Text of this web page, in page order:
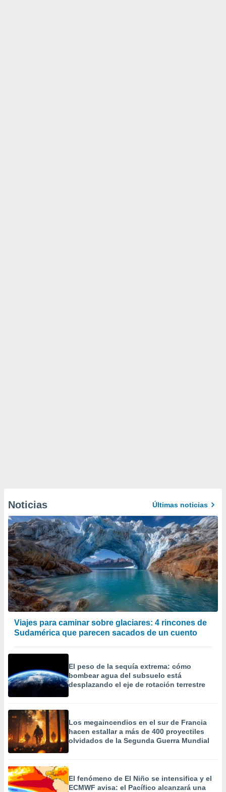
Noticias Últimas noticias
Viajes para caminar sobre glaciares: 4 rincones de
Sudamérica que parecen sacados de un cuento
El peso de la sequía extrema: cómo
bombear agua del subsuelo está
desplazando el eje de rotación terrestre
Los megaincendios en el sur de Francia
hacen estallar a más de 400 proyectiles
olvidados de la Segunda Guerra Mundial
El fenómeno de El Niño se intensifica y el
ECMWF avisa: el Pacífico alcanzará una